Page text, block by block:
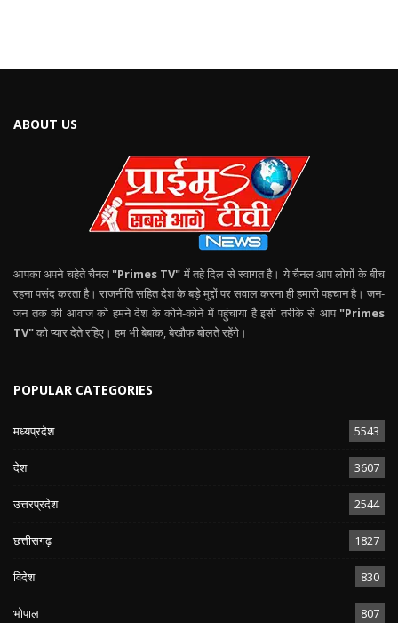
ABOUT US
आपका अपने चहेते चैनल "Primes TV" में तहे दिल से स्वागत है। ये चैनल आप लोगों के बीच
रहना पसंद करता है। राजनीति सहित देश के बड़े मुद्दों पर सवाल करना ही हमारी पहचान है। जन-
जन तक की आवाज को हमने देश के कोने-कोने में पहुंचाया है इसी तरीके से आप "Primes
TV"को प्यार देते रहिए। हम भी बेबाक, बेखौफ बोलते रहेंगे।
POPULAR CATEGORIES
मध्यप्रदेश 5543
देश 3607
उत्तरप्रदेश 2544
छत्तीसगढ़ 1827
विदेश 830
भोपाल 807